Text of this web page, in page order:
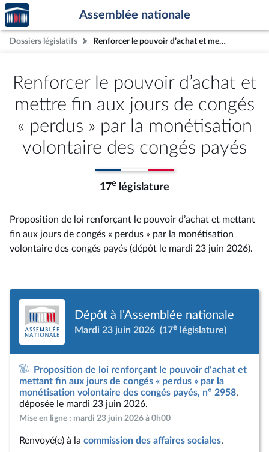
Aller au contenu
Aller en bas de la page
Accèder
à la
page
d'accueil
Assemblée nationale
Dossiers législatifs Renforcer le pouvoir d’achat et mettre fin aux jours de congés « perdus » par la monétisation volontaire des congés payés
Renforcer le pouvoir d’achat et
mettre fin aux jours de congés
« perdus » par la monétisation
volontaire des congés payés
17e législature
Proposition de loi renforçant le pouvoir d’achat et mettant
fin aux jours de congés « perdus » par la monétisation
volontaire des congés payés (dépôt le mardi 23 juin 2026).
Dépôt à l'Assemblée nationale
Mardi 23 juin 2026 (17e législature)
Proposition de loi renforçant le pouvoir d’achat et
mettant fin aux jours de congés « perdus » par la
monétisation volontaire des congés payés, n° 2958,
déposée le mardi 23 juin 2026.
Mise en ligne : mardi 23 juin 2026 à 0h00
Renvoyé(e) à la commission des affaires sociales.